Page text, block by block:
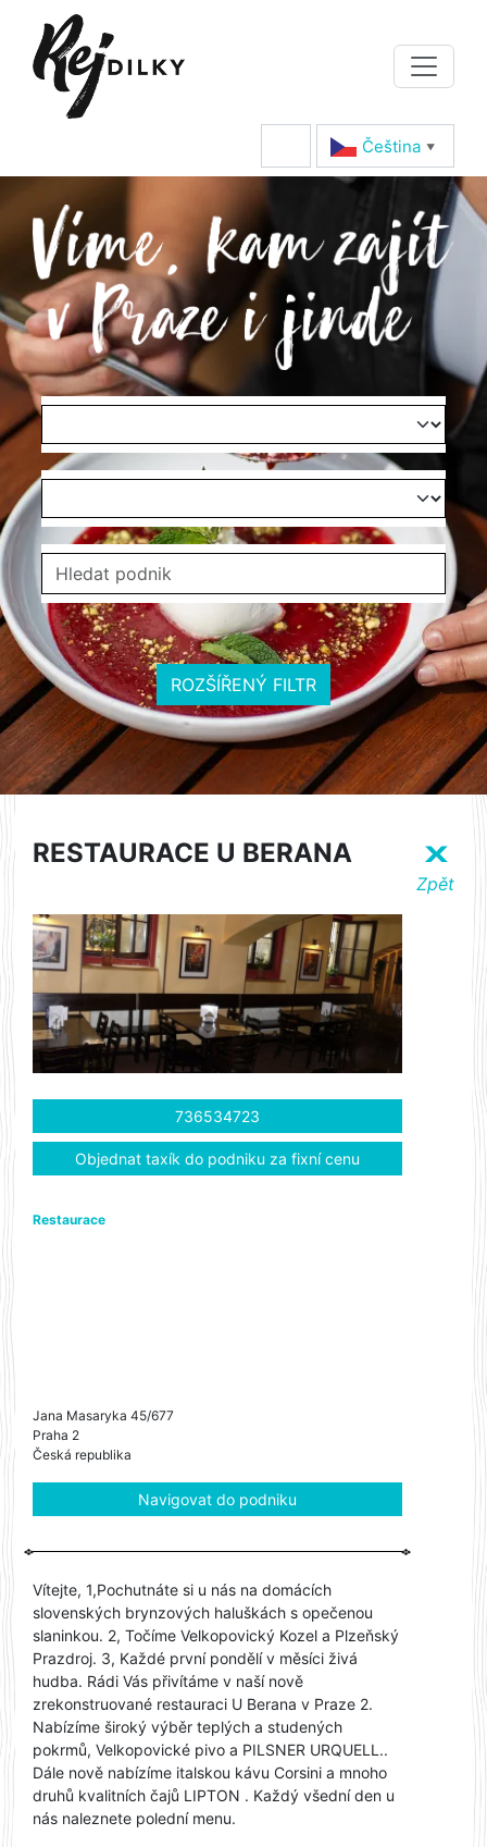
Čeština‎ ▼
ROZŠÍŘENÝ FILTR
RESTAURACE U BERANA X
Zpět
736534723
Objednat taxík do podniku za fixní cenu
Restaurace
Jana Masaryka 45/677
Praha 2
Česká republika
Navigovat do podniku
Vítejte, 1,Pochutnáte si u nás na domácích
slovenských brynzových haluškách s opečenou
slaninkou. 2, Točíme Velkopovický Kozel a Plzeňský
Prazdroj. 3, Každé první pondělí v měsíci živá
hudba. Rádi Vás přivítáme v naší nově
zrekonstruované restauraci U Berana v Praze 2.
Nabízíme široký výběr teplých a studených
pokrmů, Velkopovické pivo a PILSNER URQUELL..
Dále nově nabízíme italskou kávu Corsini a mnoho
druhů kvalitních čajů LIPTON . Každý všední den u
nás naleznete polední menu.